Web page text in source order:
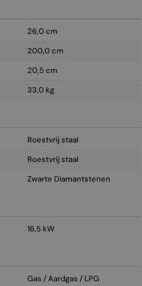
26,0 cm
200,0 cm
20,5 cm
33,0 kg
Roestvrij staal
Roestvrij staal
Zwarte Diamantstenen
16,5 kW
Gas / Aardgas / LPG